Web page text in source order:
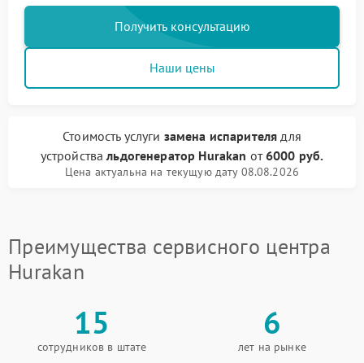
Получить консультацию
Наши цены
Стоимость услуги замена испарителя для
устройствальдогенератор Hurakan от6000 руб.
Цена актуальна на текущую дату 08.08.2026
Преимущества сервисного центра
Hurakan
15
сотрудников в штате
6
лет на рынке